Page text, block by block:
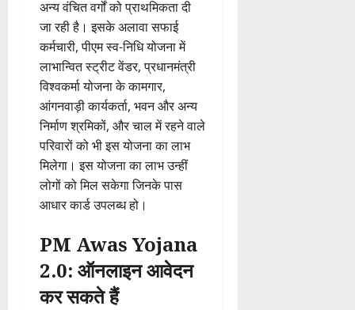
अन्य वंचित वर्गों को प्राथमिकता दी
जा रही है। इसके अलावा सफाई
कर्मचारी, पीएम स्व-निधि योजना में
लाभान्वित स्ट्रीट वेंडर, प्रधानमंत्री
विश्वकर्मा योजना के कामगार,
आंगनवाड़ी कार्यकर्ता, भवन और अन्य
निर्माण श्रमिकों, और चाल में रहने वाले
परिवारों को भी इस योजना का लाभ
मिलेगा। इस योजना का लाभ उन्हीं
लोगों को मिल सकेगा जिनके पास
आधार कार्ड उपलब्ध हो।
PM Awas Yojana
2.0: ऑनलाइन आवेदन
कर सकते हैं